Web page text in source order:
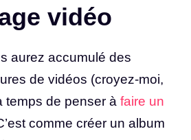
vidéo
aurez accumulé des
de vidéos (croyez-moi,
temps de penser à faire un
comme créer un album